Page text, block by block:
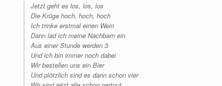
Jetzt geht es los, los, los
Die Krüge hoch, hoch, hoch
Ich trinke erstmal einen Wein
Dann lad ich meine Nachbarn ein
Aus einer Stunde werden 3
Und ich bin immer noch dabei
Wir bestellen uns ein Bier
Und plötzlich sind es dann schon vier